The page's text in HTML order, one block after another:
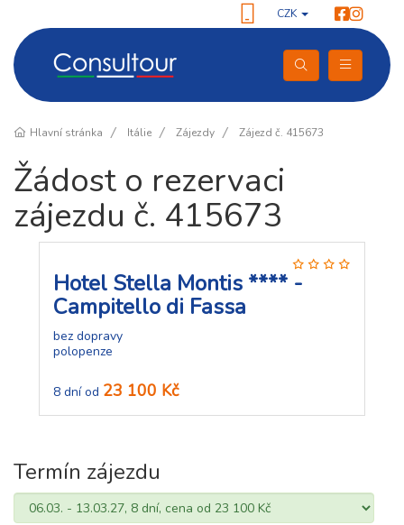
CZK
Hlavní stránka Itálie Zájezdy Zájezd č. 415673
Žádost o rezervaci
zájezdu č. 415673
Hotel Stella Montis **** -
Campitello di Fassa
bez dopravy
polopenze
8 dní od 23 100 Kč
Termín zájezdu